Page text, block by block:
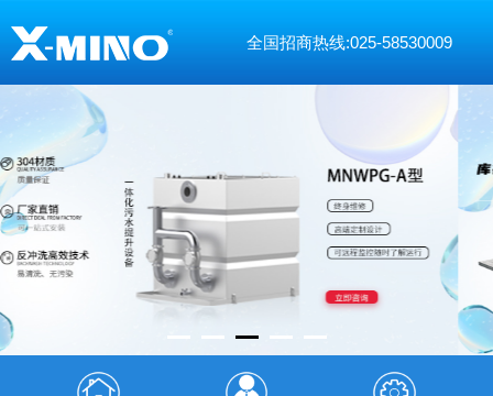
全国招商热线:025-58530009